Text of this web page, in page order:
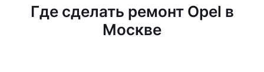
Где сделать ремонт Opel в
Москве